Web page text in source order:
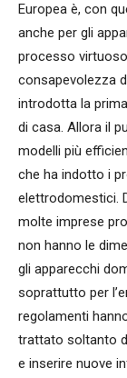
Europea è, con
anche per gli
processo
consapevolezza
introdotta la
di casa. Allora il
modelli più
che ha indotto i
elettrodomestici.
molte imprese
non hanno le
gli apparecchi
soprattutto per
regolamenti
trattato soltanto
e inserire nuove